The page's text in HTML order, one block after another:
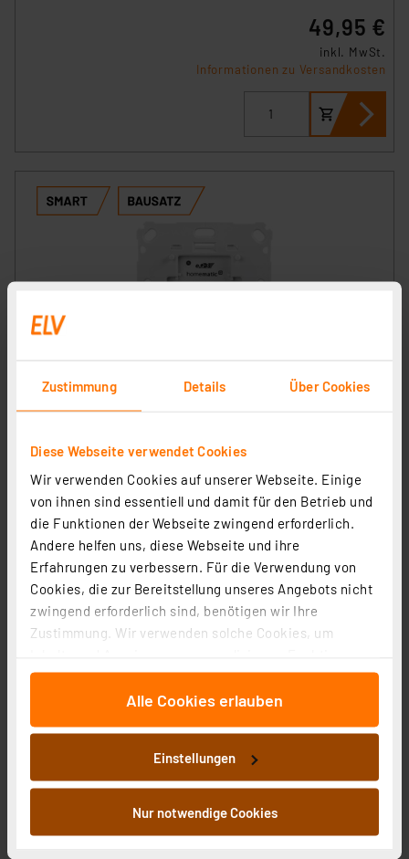
Zustimmung Details Über Cookies
Diese Webseite verwendet Cookies
Wir verwenden Cookies auf unserer Webseite. Einige
von ihnen sind essentiell und damit für den Betrieb und
die Funktionen der Webseite zwingend erforderlich.
Andere helfen uns, diese Webseite und ihre
Erfahrungen zu verbessern. Für die Verwendung von
Cookies, die zur Bereitstellung unseres Angebots nicht
zwingend erforderlich sind, benötigen wir Ihre
Zustimmung. Wir verwenden solche Cookies, um
für soziale Medien anbieten zu können und die Zugriffe
auf unsere Website zu analysieren. Außerdem geben
an unsere Partner für soziale Medien, Werbung und
Analysen weiter. Unsere Partner führen diese
Informationen möglicherweise mit weiteren Daten
zusammen, die Sie ihnen bereitgestellt haben oder die
sie im Rahmen Ihrer Nutzung der Dienste gesammelt
Alle Cookies erlauben
Einstellungen
Nur notwendige Cookies
49,95 €
inkl. MwSt.
Informationen zu Versandkosten
ELV ARR-Bausatz Homematic IP Dimmaktor für
Markenschalter HmIP-BDT
2 3 4 5 (9)
49,95 €
inkl. MwSt.
Informationen zu Versandkosten
ELV Bausatz Homematic IP 3-fach-Funk-Dimmaktor für